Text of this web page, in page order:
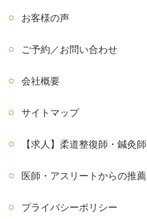
お客様の声
ご予約／お問い合わせ
会社概要
サイトマップ
【求人】柔道整復師・鍼灸師
医師・アスリートからの推薦
プライバシーポリシー